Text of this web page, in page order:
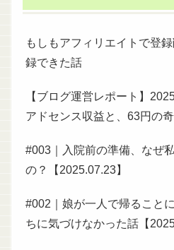
もしもアフィリエイトで登
録できた話
【ブログ運営レポート】
アドセンス収益と、63円の
#003｜入院前の準備、なぜ
の？【2025.07.23】
#002｜娘が一人で帰ること
ちに気づけなかった話【